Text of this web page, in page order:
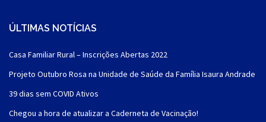
ÚLTIMAS NOTÍCIAS
Casa Familiar Rural – Inscrições Abertas 2022
Projeto Outubro Rosa na Unidade de Saúde da Família Isaura Andrade
39 dias sem COVID Ativos
Chegou a hora de atualizar a Caderneta de Vacinação!